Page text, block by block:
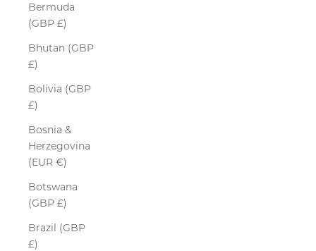
Bermuda
(GBP £)
Bhutan (GBP
£)
Bolivia (GBP
£)
Bosnia &
Herzegovina
(EUR €)
Botswana
(GBP £)
Brazil (GBP
£)